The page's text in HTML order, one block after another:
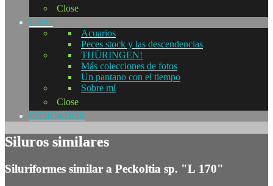
Close
L-KO
Acuarios
Peces stock y las descendencias
THÜRINGEN!
Más colecciones de fotos
Un pantano con el tiempo
Sobre mí
Close
INDICADOR
Siluros similares
Siluriformes similar a Peckoltia sp. "L 170"